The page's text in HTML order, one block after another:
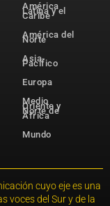
América
Latina y el
Caribe
América del
Norte
Asia-
Pacífico
Europa
Medio
Oriente y
Norte de
África
Mundo
cuyo eje es una
voces del Sur y de la